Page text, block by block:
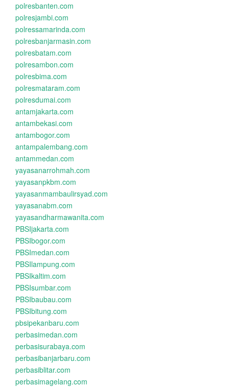
polresbanten.com
polresjambi.com
polressamarinda.com
polresbanjarmasin.com
polresbatam.com
polresambon.com
polresbima.com
polresmataram.com
polresdumai.com
antamjakarta.com
antambekasi.com
antambogor.com
antampalembang.com
antammedan.com
yayasanarrohmah.com
yayasanpkbm.com
yayasanmambaulirsyad.com
yayasanabm.com
yayasandharmawanita.com
PBSIjakarta.com
PBSIbogor.com
PBSImedan.com
PBSIlampung.com
PBSIkaltim.com
PBSIsumbar.com
PBSIbaubau.com
PBSIbitung.com
pbsipekanbaru.com
perbasimedan.com
perbasisurabaya.com
perbasibanjarbaru.com
perbasiblitar.com
perbasimagelang.com